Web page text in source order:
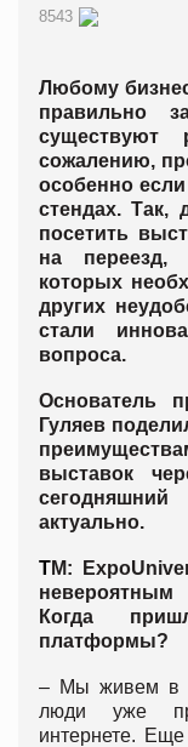
8543
Любому
правильно
существуют
сожалению,
особенно
стендах. Так,
посетить
на переезд,
которых
других
стали
вопроса.
Основатель
Гуляев
выставок
актуально.
ТМ:
Когда
платформы?
– Мы живем в
люди уже
интернете.